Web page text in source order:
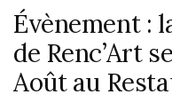
Évènement :
de Renc’Art
Août au